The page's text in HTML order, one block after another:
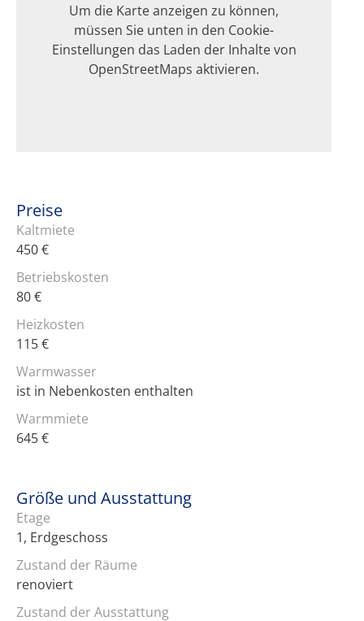
Um die Karte anzeigen zu können,
müssen Sie unten in den Cookie-
Einstellungen das Laden der Inhalte von
OpenStreetMaps aktivieren.
Preise
Kaltmiete
450 €
Betriebskosten
80 €
Heizkosten
115 €
Warmwasser
ist in Nebenkosten enthalten
Warmmiete
645 €
Größe und Ausstattung
Etage
1, Erdgeschoss
Zustand der Räume
renoviert
Zustand der Ausstattung